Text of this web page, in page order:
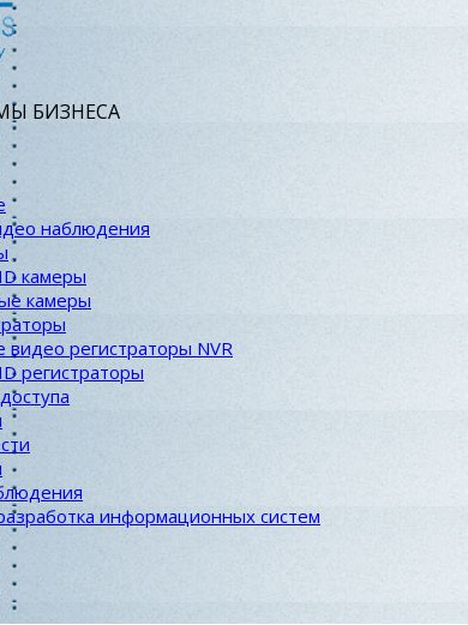
БИЗНЕСА
наблюдения
камеры
камеры
видео регистраторы NVR
регистраторы
информационных систем